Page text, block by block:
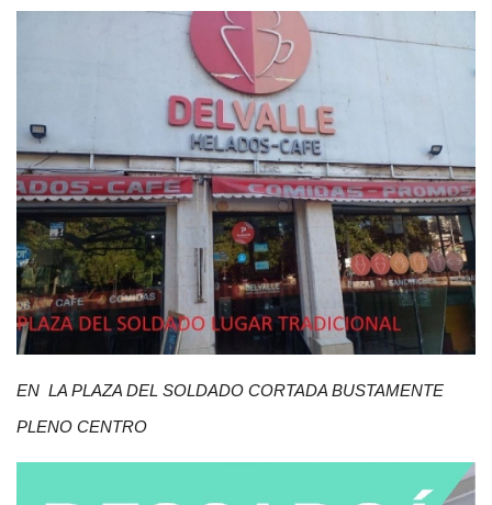
EN LA PLAZA DEL SOLDADO CORTADA BUSTAMENTE
PLENO CENTRO